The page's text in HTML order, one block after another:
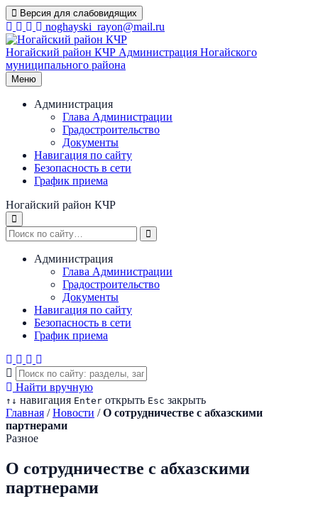
Перейти
к
содержимому
Версия для слабовидящих
noghayski_rayon@mail.ru
Ногайский район КЧР Администрация Ногайского
муниципального района
Меню
Администрация
Глава Администрации
Градостроительство
Документы
Навигация по сайту
Безопасность в сети
График приема
Ногайский район КЧР
Администрация
Глава Администрации
Градостроительство
Документы
Навигация по сайту
Безопасность в сети
График приема
Найти вручную
↑ ↓ навигация Enter открыть Esc закрыть
Главная / Новости / О сотрудничестве с абхазскими
партнерами
Разное
О сотрудничестве с абхазскими
партнерами